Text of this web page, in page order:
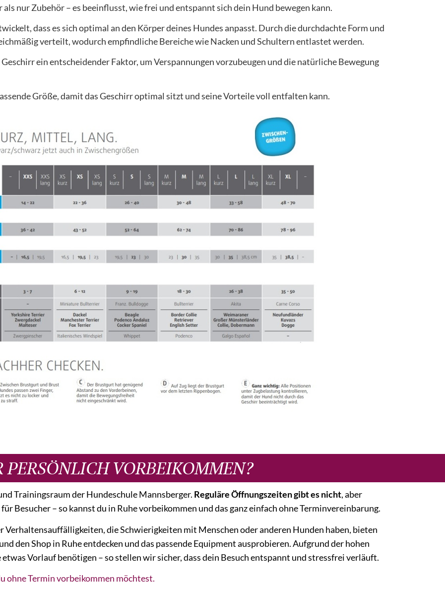
nur Zubehör – es beeinflusst, wie frei und entspannt sich dein Hund bewegen kann.
dass es sich optimal an den Körper deines Hundes anpasst. Durch die durchdachte Form und
verteilt, wodurch empfindliche Bereiche wie Nacken und Schultern entlastet werden.
ein entscheidender Faktor, um Verspannungen vorzubeugen und die natürliche Bewegung
Größe, damit das Geschirr optimal sitzt und seine Vorteile voll entfalten kann.
PERSÖNLICH VORBEIKOMMEN?
Trainingsraum der Hundeschule Mannsberger. Reguläre Öffnungszeiten gibt es nicht, aber
Besucher – so kannst du in Ruhe vorbeikommen und das ganz einfach ohne Terminvereinbarung.
Verhaltensauffälligkeiten, die Schwierigkeiten mit Menschen oder anderen Hunden haben, bieten
den Shop in Ruhe entdecken und das passende Equipment ausprobieren. Aufgrund der hohen
Vorlauf benötigen – so stellen wir sicher, dass dein Besuch entspannt und stressfrei verläuft.
ohne Termin vorbeikommen möchtest.